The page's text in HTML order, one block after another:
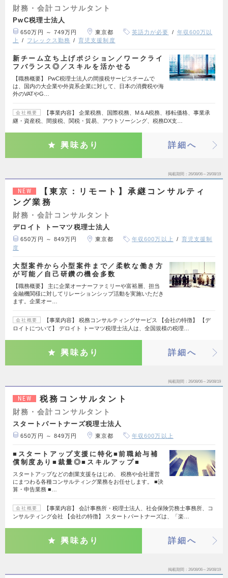
財務・会計コンサルタント
PwC税理士法人
650万円 ～ 749万円 東京都 英語力が必要
年収600万以
上
フレックス勤務 育児支援制度
新チーム立ち上げポジション／ワークライ
フバランス◎／スキルを活かせる
【職務概要】 PwC税理士法人の間接税サービスチームで
は、国内の大企業や外資系企業に対して、日本の消費税や海
外のVATやG…
会社概要
【事業内容】 企業税務、国際税務、M＆A税務、移転価格、事業承
継・資産税、間接税、関税・貿易、アウトソーシング、税務DX支…
興味あり 詳細へ
掲載期間 26/08/06～26/08/19
NEW
【東京：リモート】承継コンサルティ
ング業務
財務・会計コンサルタント
デロイト トーマツ税理士法人
650万円 ～ 849万円 東京都 年収600万以上
育児支援制
度
大型案件から小型案件まで／柔軟な働き方
が可能／自己研鑽の機会多数
【職務概要】 主に企業オーナーファミリーや富裕層、担当
金融機関様に対してリレーションシップ活動を実施いただき
ます。企業オー…
会社概要
【事業内容】 税務コンサルティングサービス 【会社の特徴】 【デ
ロイトについて】 デロイト トーマツ税理士法人は、全国規模の税理…
興味あり 詳細へ
掲載期間 26/08/06～26/08/19
NEW 税務コンサルタント
財務・会計コンサルタント
スタートパートナーズ税理士法人
650万円 ～ 849万円 東京都 年収600万以上
■スタートアップ支援に特化■前職給与補
償制度あり■裁量◎■スキルアップ■
スタートアップなどの創業支援をはじめ、 税務や会社運営
にまつわる各種コンサルティング業務をお任せします。 ■決
算・申告業務 ■…
会社概要
【事業内容】 会計事務所・税理士法人、社会保険労務士事務所、コ
ンサルティング会社 【会社の特徴】 スタートパートナーズは、「楽…
興味あり 詳細へ
掲載期間 26/08/06～26/08/19